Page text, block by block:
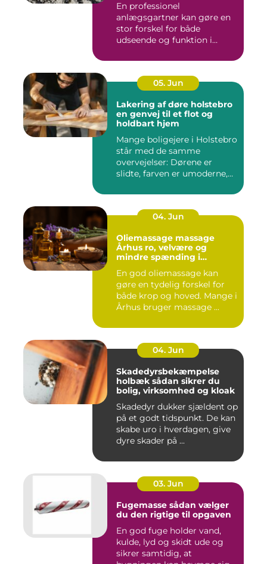
En professionel
anlægsgartner kan gøre en
stor forskel for både
udseende og funktion i
05. Jun
Lakering af døre holstebro
en genvej til et flot og
holdbart hjem
Mange boligejere i Holstebro
står med de samme
overvejelser: Dørene er
slidte, farven er umoderne,
04. Jun
Oliemassage massage
Århus ro, velvære og
mindre spænding i
En god oliemassage kan
gøre en tydelig forskel for
både krop og hoved. Mange i
Århus bruger massage ...
04. Jun
Skadedyrsbekæmpelse
holbæk sådan sikrer du
bolig, virksomhed og kloak
Skadedyr dukker sjældent op
på et godt tidspunkt. De kan
skabe uro i hverdagen, give
dyre skader på ...
03. Jun
Fugemasse sådan vælger
du den rigtige til opgaven
En god fuge holder vand,
kulde, lyd og skidt ude og
sikrer samtidig, at